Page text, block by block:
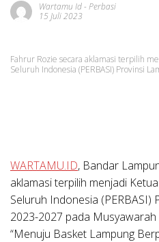
Wartamu Id- Perbasi
15 Juli 2023
Fahrur Rozie secara aklamasi terpilih
Seluruh Indonesia (PERBASI) Provinsi
WARTAMU.ID, Bandar
aklamasi terpilih menjadi
Seluruh Indonesia (PERBASI)
2023-2027 pada
“Menuju Basket Lampung